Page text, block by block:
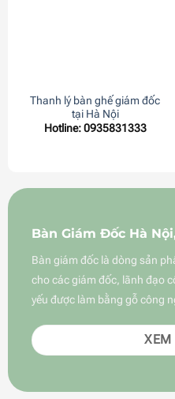
Bàn Giám Đốc Hà
Bàn giám đốc là dòng sản
cho các giám đốc, lãnh đạo
yếu được làm bằng gỗ công
XEM
Thanh lý bàn ghế giám đốc
tại Hà Nội
Hotline: 0935831333